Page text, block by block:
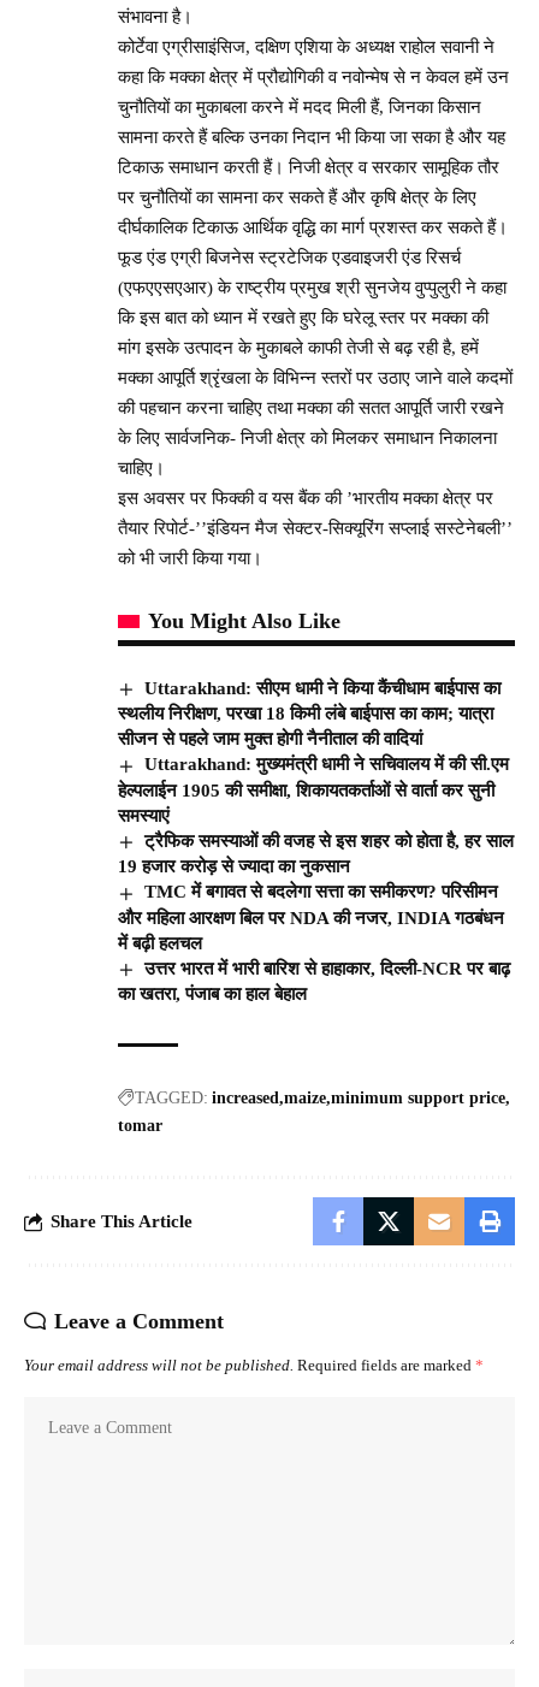
संभावना है।
कोर्टेवा एग्रीसाइंसिज, दक्षिण एशिया के अध्यक्ष राहोल सवानी ने
कहा कि मक्का क्षेत्र में प्रौद्योगिकी व नवोन्मेष से न केवल हमें उन
चुनौतियों का मुकाबला करने में मदद मिली हैं, जिनका किसान
सामना करते हैं बल्कि उनका निदान भी किया जा सका है और यह
टिकाऊ समाधान करती हैं। निजी क्षेत्र व सरकार सामूहिक तौर
पर चुनौतियों का सामना कर सकते हैं और कृषि क्षेत्र के लिए
दीर्घकालिक टिकाऊ आर्थिक वृद्धि का मार्ग प्रशस्त कर सकते हैं।
फूड एंड एग्री बिजनेस स्ट्रटेजिक एडवाइजरी एंड रिसर्च
(एफएएसएआर) के राष्ट्रीय प्रमुख श्री सुनजेय वुप्पुलुरी ने कहा
कि इस बात को ध्यान में रखते हुए कि घरेलू स्तर पर मक्का की
मांग इसके उत्पादन के मुकाबले काफी तेजी से बढ़ रही है, हमें
मक्का आपूर्ति श्रृंखला के विभिन्न स्तरों पर उठाए जाने वाले कदमों
की पहचान करना चाहिए तथा मक्का की सतत आपूर्ति जारी रखने
के लिए सार्वजनिक- निजी क्षेत्र को मिलकर समाधान निकालना
चाहिए।
इस अवसर पर फिक्की व यस बैंक की ’भारतीय मक्का क्षेत्र पर
तैयार रिपोर्ट-’’इंडियन मैज सेक्टर-सिक्यूरिंग सप्लाई सस्टेनेबली’’
को भी जारी किया गया।
You Might Also Like
Uttarakhand: सीएम धामी ने किया कैंचीधाम बाईपास का
स्थलीय निरीक्षण, परखा 18 किमी लंबे बाईपास का काम; यात्रा
सीजन से पहले जाम मुक्त होगी नैनीताल की वादियां
Uttarakhand: मुख्यमंत्री धामी ने सचिवालय में की सी.एम
हेल्पलाईन 1905 की समीक्षा, शिकायतकर्ताओं से वार्ता कर सुनी
समस्याएं
ट्रैफिक समस्याओं की वजह से इस शहर को होता है, हर साल
19 हजार करोड़ से ज्यादा का नुकसान
TMC में बगावत से बदलेगा सत्ता का समीकरण? परिसीमन
और महिला आरक्षण बिल पर NDA की नजर, INDIA गठबंधन
में बढ़ी हलचल
उत्तर भारत में भारी बारिश से हाहाकार, दिल्ली-NCR पर बाढ़
का खतरा, पंजाब का हाल बेहाल
TAGGED: increased maize minimum support price
tomar
Share This Article
Leave a Comment
Your email address will not be published. Required fields are marked *